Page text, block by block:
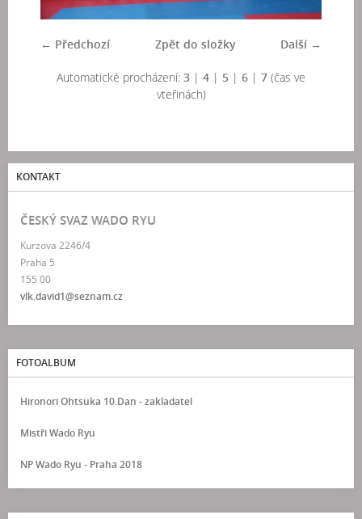
← Předchozí Další →
Zpět do složky
Automatické procházení: 3 | 4 | 5 | 6 | 7 (čas ve
vteřinách)
KONTAKT
ČESKÝ SVAZ WADO RYU
Kurzova 2246/4
Praha 5
155 00
vlk.david1@seznam.cz
FOTOALBUM
Hironori Ohtsuka 10.Dan - zakladatel
Mistři Wado Ryu
NP Wado Ryu - Praha 2018